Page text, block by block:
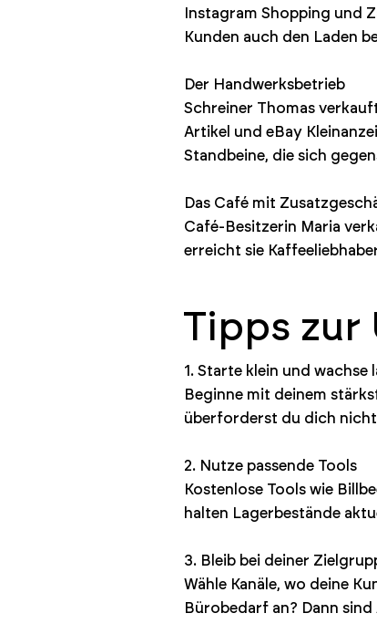
Instagram Shopping und
Kunden auch den Laden
Der Handwerksbetrieb
Schreiner Thomas
Artikel und eBay
Standbeine, die sich
Das Café mit
Café-Besitzerin Maria
erreicht sie
Tipps zur
1. Starte klein und wachse
Beginne mit deinem
überforderst du dich
2. Nutze passende Tools
Kostenlose Tools wie
halten Lagerbestände
3. Bleib bei deiner
Wähle Kanäle, wo deine
Bürobedarf an? Dann